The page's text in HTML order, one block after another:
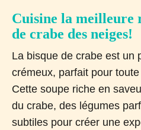
Cuisine la meilleure
de crabe des neiges!
La bisque de crabe est un
crémeux, parfait pour
Cette soupe riche en
du crabe, des légumes
subtiles pour créer une